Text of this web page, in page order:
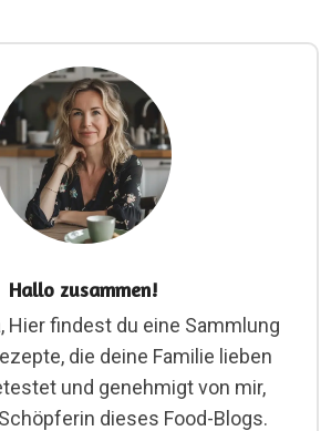
Hallo zusammen!
Hier findest du eine Sammlung
die deine Familie lieben
und genehmigt von mir,
dieses Food-Blogs.